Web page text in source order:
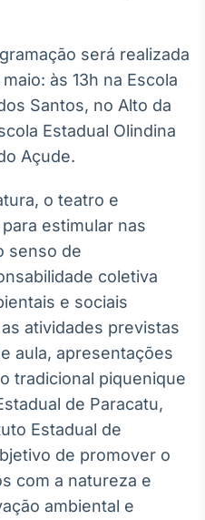
Ticker
Cotações e
headlines de
Widgets
Componentes
para conteúdos e
funcionalidades
Wallboard
Conteúdos e
dados para
Broadcast
Curadoria de
conteúdos
será realizada
às 13h na Escola
Santos, no Alto da
Estadual Olindina
Açude.
o teatro e
estimular nas
senso de
coletiva
e sociais
atividades previstas
aula, apresentações
tradicional piquenique
de Paracatu,
Estadual de
de promover o
com a natureza e
ambiental e